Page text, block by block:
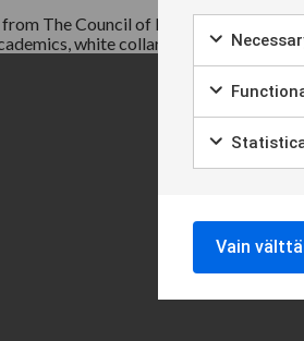
The Council of Nordic Trade
white collar and blue-collar
Vain